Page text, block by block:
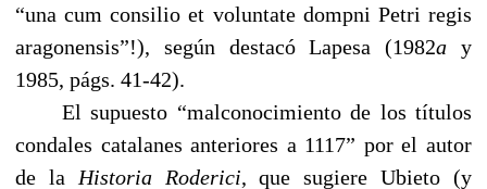
“una cum consilio et voluntate dompni Petri regis
aragonensis”!), según destacó Lapesa (1982ay
1985, págs. 41-42).
El supuesto “malconocimiento de los títulos
condales catalanes anteriores a 1117” por el autor
de la Historia Roderici, que sugiere Ubieto (y